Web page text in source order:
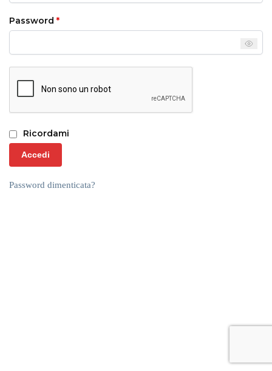
Password *
Ricordami
Accedi
Password dimenticata?